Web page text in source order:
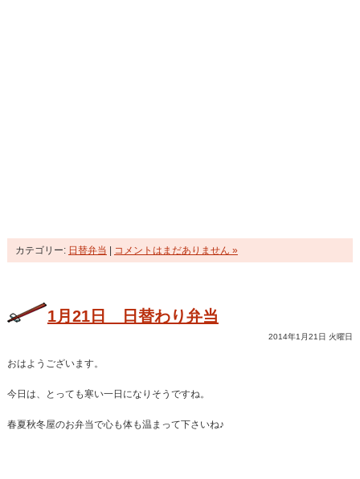
カテゴリー: 日替弁当 コメントはまだありません »
1月21日 日替わり弁当
2014年1月21日 火曜日
おはようございます。
今日は、とっても寒い一日になりそうですね。
春夏秋冬屋のお弁当で心も体も温まって下さいね♪